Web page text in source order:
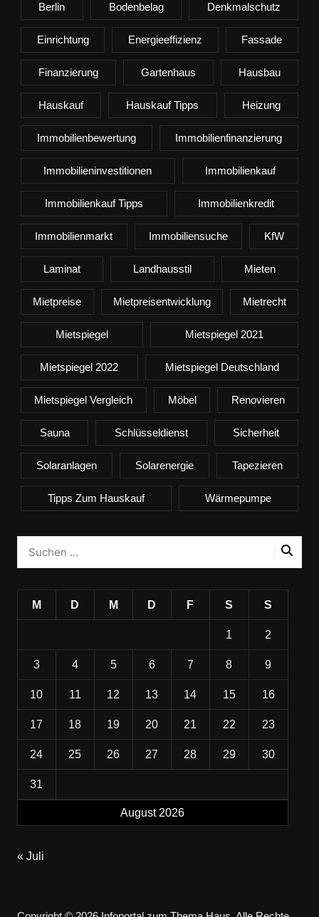
Berlin Bodenbelag Denkmalschutz
Einrichtung Energieeffizienz Fassade
Finanzierung Gartenhaus Hausbau
Hauskauf Hauskauf Tipps Heizung
Immobilienbewertung Immobilienfinanzierung
Immobilieninvestitionen Immobilienkauf
Immobilienkauf Tipps Immobilienkredit
Immobilienmarkt Immobiliensuche KfW
Laminat Landhausstil Mieten
Mietpreise Mietpreisentwicklung Mietrecht
Mietspiegel Mietspiegel 2021
Mietspiegel 2022 Mietspiegel Deutschland
Mietspiegel Vergleich Möbel Renovieren
Sauna Schlüsseldienst Sicherheit
Solaranlagen Solarenergie Tapezieren
Tipps Zum Hauskauf Wärmepumpe
August 2026
M D M D F S S
1 2
3 4 5 6 7 8 9
10 11 12 13 14 15 16
17 18 19 20 21 22 23
24 25 26 27 28 29 30
31
« Juli